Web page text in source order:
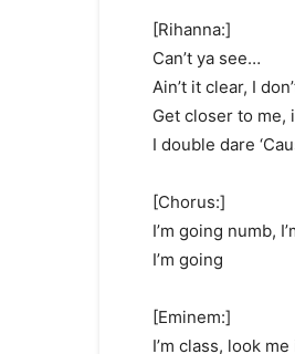
[Rihanna:]
Can’t ya see…
Ain’t it clear, I
Get closer to me,
I double dare
[Chorus:]
I’m going numb,
I’m going
[Eminem:]
I’m class, look